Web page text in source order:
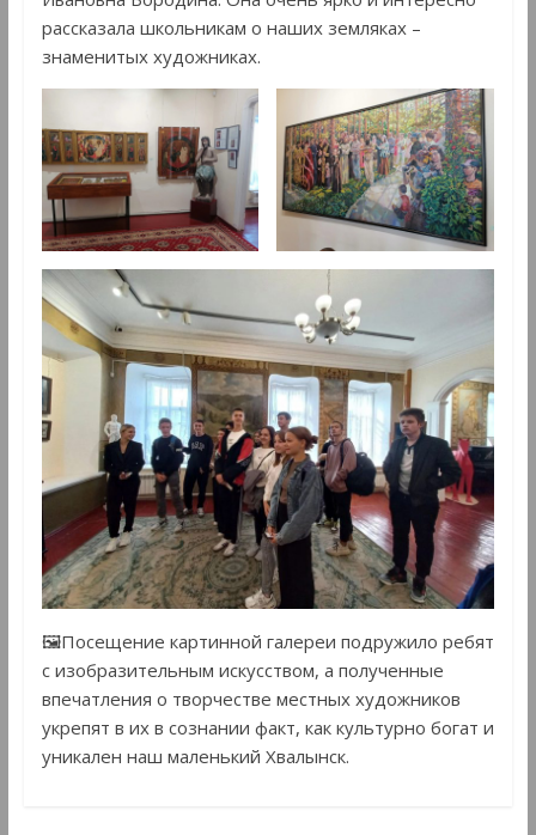
рассказала школьникам о наших земляках –
знаменитых художниках.
🖼Посещение картинной галереи подружило ребят
с изобразительным искусством, а полученные
впечатления о творчестве местных художников
укрепят в их в сознании факт, как культурно богат и
уникален наш маленький Хвалынск.